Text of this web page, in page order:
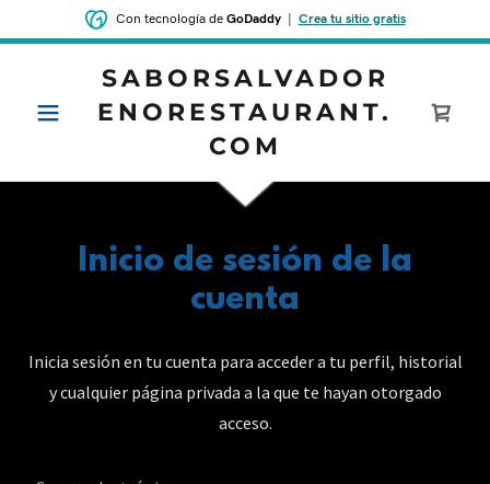
Con tecnología de GoDaddy| Crea tu sitio gratis
SABORSALVADOR
ENORESTAURANT.
COM
Inicio de sesión de la
cuenta
Inicia sesión en tu cuenta para acceder a tu perfil, historial
y cualquier página privada a la que te hayan otorgado
acceso.